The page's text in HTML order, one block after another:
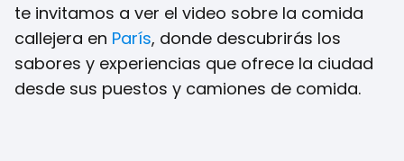
te invitamos a ver el video sobre la comida
callejera en París, donde descubrirás los
sabores y experiencias que ofrece la ciudad
desde sus puestos y camiones de comida.